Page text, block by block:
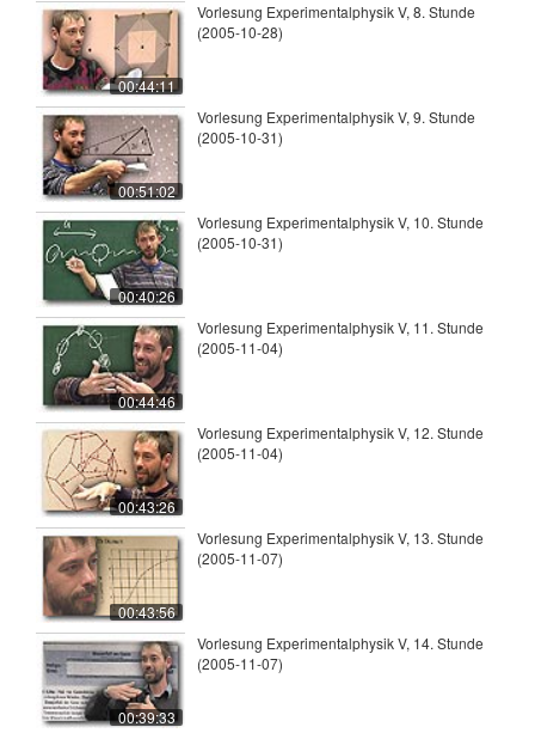
00:44:11
Vorlesung Experimentalphysik V, 8. Stunde
(2005-10-28)
00:51:02
Vorlesung Experimentalphysik V, 9. Stunde
(2005-10-31)
00:40:26
Vorlesung Experimentalphysik V, 10. Stunde
(2005-10-31)
00:44:46
Vorlesung Experimentalphysik V, 11. Stunde
(2005-11-04)
00:43:26
Vorlesung Experimentalphysik V, 12. Stunde
(2005-11-04)
00:43:56
Vorlesung Experimentalphysik V, 13. Stunde
(2005-11-07)
00:39:33
Vorlesung Experimentalphysik V, 14. Stunde
(2005-11-07)